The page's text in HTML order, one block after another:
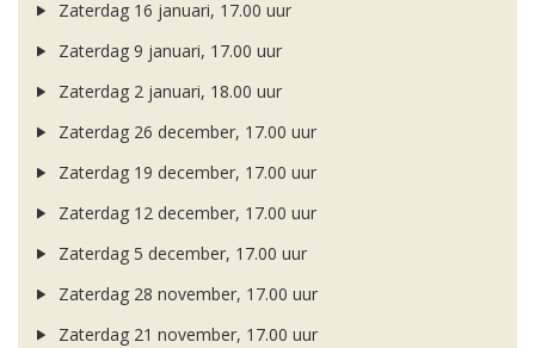
Zaterdag 16 januari, 17.00 uur
Zaterdag 9 januari, 17.00 uur
Zaterdag 2 januari, 18.00 uur
Zaterdag 26 december, 17.00 uur
Zaterdag 19 december, 17.00 uur
Zaterdag 12 december, 17.00 uur
Zaterdag 5 december, 17.00 uur
Zaterdag 28 november, 17.00 uur
Zaterdag 21 november, 17.00 uur